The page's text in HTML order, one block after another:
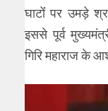
घाटोंं पर उमड़े
इससे पूर्व
गिरि महाराज के